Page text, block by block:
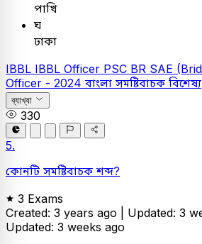
পাখি
ঘ
ঢাকা
IBBL IBBL Officer PSC BR SAE
Officer - 2024 বাংলা সমষ্টিবাচক বিশেষ্য
ব্যাখ্যা
330
5.
কোনটি সমষ্টিবাচক শব্দ?
3 Exams
Created: 3 years ago | Updated: 3
Updated: 3 weeks ago